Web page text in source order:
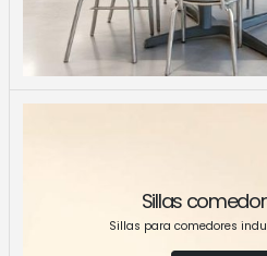
Sillas
Sillas para comedores